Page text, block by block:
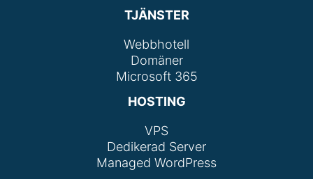
TJÄNSTER
Webbhotell
Domäner
Microsoft 365
HOSTING
VPS
Dedikerad Server
Managed WordPress